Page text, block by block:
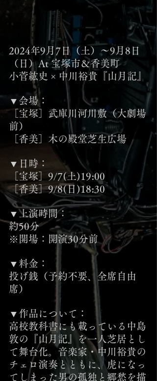
2024年9月7日（土）～9月8日
（日）At 宝塚市＆香美町
小菅紘史 × 中川裕貴『山月記』
▼会場：
［宝塚］武庫川河川敷（大劇場
前）
［香美］木の殿堂芝生広場
▼日時：
［宝塚］9/7(土)19:00
［香美］9/8(日)18:30
▼上演時間：
約50分
※開場：開演30分前
▼料金：
投げ銭（予約不要、全席自由
席）
▼作品について：
高校教科書にも載っている中島
敦の『山月記』を一人芝居とし
て舞台化。音楽家・中川裕貴の
チェロ演奏とともに、虎になっ
てしまった男の孤独と郷愁を描